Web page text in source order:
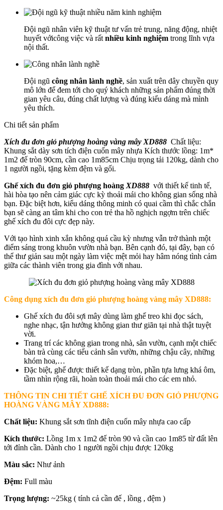
Đội ngũ nhân viên kỹ thuật tư vấn trẻ trung, năng động, nhiệt
huyết vớicông việc và rất nhiều kinh nghiệm trong lĩnh vựa
nội thất.
Đội ngũ công nhân lành nghề, sản xuất trên dây chuyền quy
mô lớn để đem tới cho quý khách những sản phẩm đúng thời
gian yêu câu, đúng chất lượng và đúng kiểu dáng mà mình
yêu thích.
Chi tiết sản phẩm
Xích đu đơn giỏ phượng hoàng vàng mây XD888 Chất liệu:
Khung sắt dày sơn tích điện cuốn mây nhựa Kích thước lồng: 1m*
1m2 đế tròn 90cm, cần cao 1m85cm Chịu trọng tải 120kg, dành cho
1 người ngồi, tặng kèm đệm và gối.
Ghế xích đu đơn giỏ phượng hoàng XD888 với thiết kế tinh tế,
hài hòa tạo nên cảm giác cực kỳ thoải mái cho không gian sống nhà
bạn. Đặc biệt hơn, kiểu dáng thông minh có quai cầm thì chắc chắn
bạn sẽ càng an tâm khi cho con trẻ tha hồ nghịch ngợm trên chiếc
ghế xích đu đôi cực đẹp này.
Với tạo hình xinh xắn không quá cầu kỳ nhưng vẫn trở thành một
điểm sáng trong khuôn vườn nhà bạn. Bên cạnh đó, tại đây, bạn có
thể thư giản sau một ngày làm việc mệt mỏi hay hâm nóng tình cảm
giữa các thành viên trong gia đình với nhau.
Công dụng xích đu đơn giỏ phượng hoàng vàng mây XD888:
Ghế xích đu đôi sợi mây dùng làm ghế treo khi đọc sách,
nghe nhạc, tận hưởng không gian thư giãn tại nhà thật tuyệt
vời.
Trang trí các không gian trong nhà, sân vườn, cạnh một chiếc
bàn trà cùng các tiểu cảnh sân vườn, những chậu cây, những
khóm hoa,…
Đặc biệt, ghế được thiết kế dạng tròn, phần tựa lưng khá ôm,
tầm nhìn rộng rãi, hoàn toàn thoải mái cho các em nhỏ.
THÔNG TIN CHI TIẾT GHẾ XÍCH ĐU ĐƠN GIỎ PHƯỢNG
HOÀNG VÀNG MÂY XD888:
Chất liệu: Khung sắt sơn tĩnh điện cuốn mây nhựa cao cấp
Kích thước: Lồng 1m x 1m2 đế tròn 90 và cần cao 1m85 từ đất lên
tới đỉnh cần. Dành cho 1 người ngồi chịu được 120kg
Màu sắc: Như ảnh
Đệm: Full màu
Trọng lượng: ~25kg ( tính cả cần đế , lồng , đệm )